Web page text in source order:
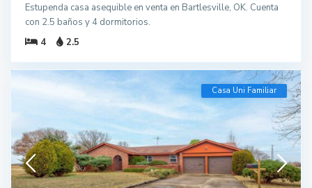
Estupenda casa asequible en venta en Bartlesville, OK. Cuenta
con 2.5 baños y 4 dormitorios.
4
2.5
Casa Uni Familiar